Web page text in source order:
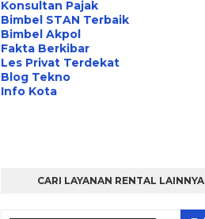
Konsultan Pajak
Bimbel STAN Terbaik
Bimbel Akpol
Fakta Berkibar
Les Privat Terdekat
Blog Tekno
Info Kota
CARI LAYANAN RENTAL LAINNYA